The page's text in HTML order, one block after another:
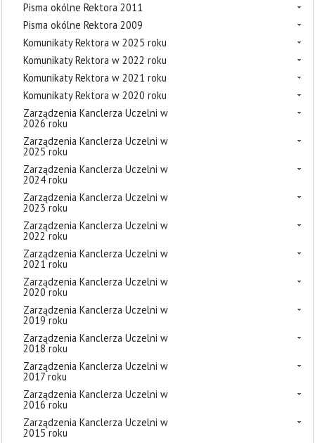
Pisma okólne Rektora 2011
Pisma okólne Rektora 2009
Komunikaty Rektora w 2025 roku
Komunikaty Rektora w 2022 roku
Komunikaty Rektora w 2021 roku
Komunikaty Rektora w 2020 roku
Zarządzenia Kanclerza Uczelni w
2026 roku
Zarządzenia Kanclerza Uczelni w
2025 roku
Zarządzenia Kanclerza Uczelni w
2024 roku
Zarządzenia Kanclerza Uczelni w
2023 roku
Zarządzenia Kanclerza Uczelni w
2022 roku
Zarządzenia Kanclerza Uczelni w
2021 roku
Zarządzenia Kanclerza Uczelni w
2020 roku
Zarządzenia Kanclerza Uczelni w
2019 roku
Zarządzenia Kanclerza Uczelni w
2018 roku
Zarządzenia Kanclerza Uczelni w
2017 roku
Zarządzenia Kanclerza Uczelni w
2016 roku
Zarządzenia Kanclerza Uczelni w
2015 roku